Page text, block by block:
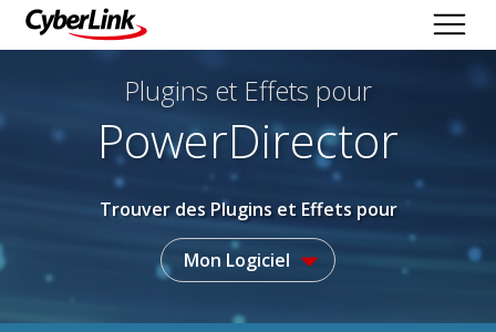
Plugins et Effets pour
PowerDirector
Trouver des Plugins et Effets pour
Mon Logiciel